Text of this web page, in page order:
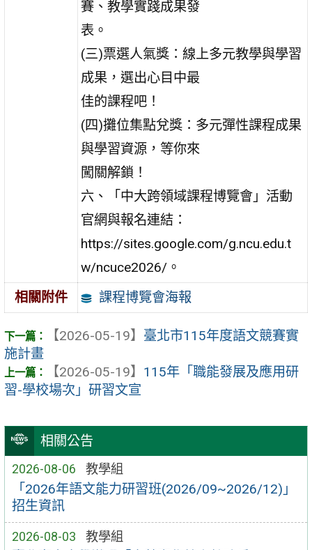
相關公告
2026-08-06 教學組
「2026年語文能力研習班(2026/09~2026/12)」
招生資訊
2026-08-03 教學組
賽、教學實踐成果發
表。
(三)票選人氣獎：線上多元教學與學習
成果，選出心目中最
佳的課程吧！
(四)攤位集點兌獎：多元彈性課程成果
與學習資源，等你來
闖關解鎖！
六、「中大跨領域課程博覽會」活動
官網與報名連結：
https://sites.google.com/g.ncu.edu.t
w/ncuce2026/。
相關附件
課程博覽會海報
【2026-05-19】 臺北市115年度語文競賽實
施計畫
【2026-05-19】 115年「職能發展及應用研
習-學校場次」研習文宣